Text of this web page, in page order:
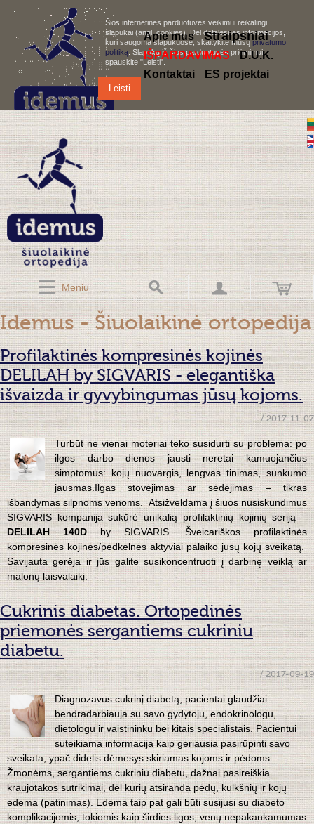
Šios internetinės parduotuvės veikimui reikalingi
slapukai (angl. cookies). Dėl detalesnės informacijos,
kuri saugoma slapukuose, skaitykite mūsųprivatumo
politiką . Slapukų iš šios parduotuvės priėmimui,
spauskite "Leisti".
Leisti
Meniu
Apie mus Straipsniai
IŠPARDAVIMAS
D.U.K.
Kontaktai
ES projektai
Idemus - Šiuolaikinė ortopedija
Profilaktinės kompresinės kojinės
DELILAH by SIGVARIS - elegantiška
išvaizda ir gyvybingumas jūsų kojoms.
/ 2017-11-07
Turbūt ne vienai moteriai teko susidurti su problema: po
ilgos darbo dienos jausti neretai kamuojančius
simptomus: kojų nuovargis, lengvas tinimas, sunkumo
jausmas.Ilgas stovėjimas ar sėdėjimas – tikras
išbandymas silpnoms venoms. Atsižveldama į šiuos nusiskundimus
SIGVARIS kompanija sukūrė unikalią profilaktinių kojinių seriją –
DELILAH 140Dby SIGVARIS. Šveicariškos profilaktinės
kompresinės kojinės/pėdkelnės aktyviai palaiko jūsų kojų sveikatą.
Savijauta gerėja ir jūs galite susikoncentruoti į darbinę veiklą ar
malonų laisvalaikį.
Cukrinis diabetas. Ortopedinės
priemonės sergantiems cukriniu
diabetu.
/ 2017-09-19
Diagnozavus cukrinį diabetą, pacientai glaudžiai
bendradarbiauja su savo gydytoju, endokrinologu,
dietologu ir vaistininku bei kitais specialistais. Pacientui
suteikiama informacija kaip geriausia pasirūpinti savo
sveikata, ypač didelis dėmesys skiriamas kojoms ir pėdoms.
Žmonėms, sergantiems cukriniu diabetu, dažnai pasireiškia
kraujotakos sutrikimai, dėl kurių atsiranda pėdų, kulkšnių ir kojų
edema (patinimas). Edema taip pat gali būti susijusi su diabeto
komplikacijomis, tokiomis kaip širdies ligos, venų nepakankamumas